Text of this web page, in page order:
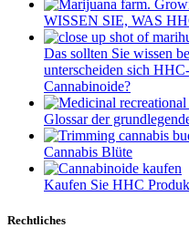
WISSEN SIE, WAS
Das sollten Sie wissen
unterscheiden sich
Cannabinoide?
Glossar der
Cannabis Blüte
Kaufen Sie HHC
Rechtliches